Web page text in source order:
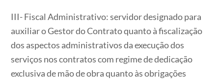
III- Fiscal Administrativo: servidor designado para
auxiliar o Gestor do Contrato quanto à fiscalização
dos aspectos administrativos da execução dos
serviços nos contratos com regime de dedicação
exclusiva de mão de obra quanto às obrigações